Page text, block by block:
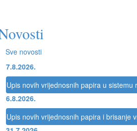
Sve novosti
7.8.2026.
Upis novih vrijednosnih papira u sistemu
6.8.2026.
Upis novih vrijednosnih papira i brisanje